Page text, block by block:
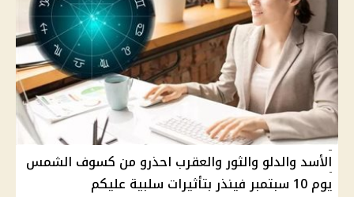
الأسد والدلو والثور والعقرب احذرو من كسوف الشمس
يوم 10 سبتمبر فينذر بتأثيرات سلبية عليكم